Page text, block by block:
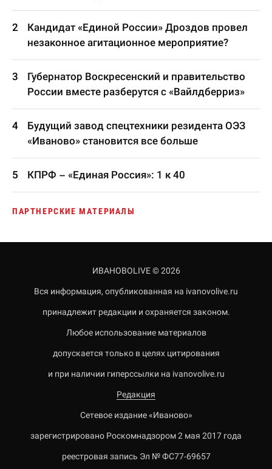
Кандидат «Единой России» Дроздов провел
незаконное агитационное мероприятие?
Губернатор Воскресенский и правительство
России вместе разберутся с «Вайлдберриз»
Будущий завод спецтехники резидента ОЭЗ
«Иваново» становится все больше
КПРФ – «Единая Россия»: 1 к 40
ПАРТНЕРСКИЕ МАТЕРИАЛЫ
ИВАНОВОLIVE © 2026
Вся информация, опубликованная на ivanovolive.ru
принадлежит редакции и охраняется законом.
Любое использование материалов
допускается только в целях цитирования
и при наличии гиперссылки на ivanovolive.ru
Редакция
Сетевое издание «Иваново»
зарегистрировано Роскомнадзором 2 мая 2017 года
реестровая запись Эл № ФС77-69657